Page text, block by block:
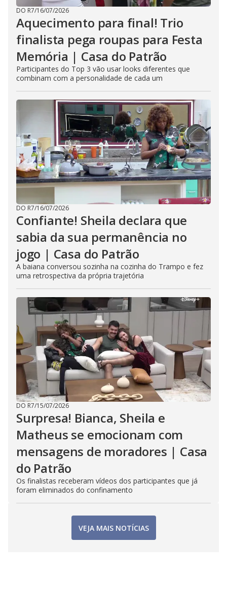
DO R7/16/07/2026
Aquecimento para final! Trio
finalista pega roupas para Festa
Memória | Casa do Patrão
Participantes do Top 3 vão usar looks diferentes que
combinam com a personalidade de cada um
DO R7/16/07/2026
Confiante! Sheila declara que
sabia da sua permanência no
jogo | Casa do Patrão
A baiana conversou sozinha na cozinha do Trampo e fez
uma retrospectiva da própria trajetória
DO R7/15/07/2026
Surpresa! Bianca, Sheila e
Matheus se emocionam com
mensagens de moradores | Casa
do Patrão
Os finalistas receberam vídeos dos participantes que já
foram eliminados do confinamento
VEJA MAIS NOTÍCIAS